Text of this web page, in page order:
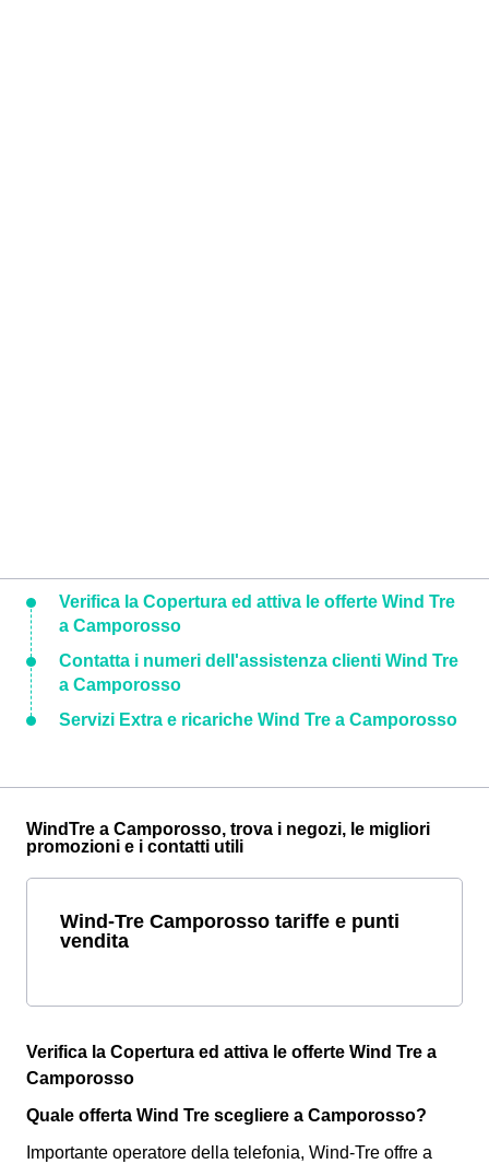
Verifica la Copertura ed attiva le offerte Wind Tre
a Camporosso
Contatta i numeri dell'assistenza clienti Wind Tre
a Camporosso
Servizi Extra e ricariche Wind Tre a Camporosso
WindTre a Camporosso, trova i negozi, le migliori
promozioni e i contatti utili
Wind-Tre Camporosso tariffe e punti
vendita
Verifica la Copertura ed attiva le offerte Wind Tre a
Camporosso
Quale offerta Wind Tre scegliere a Camporosso?
Importante operatore della telefonia, Wind-Tre offre a